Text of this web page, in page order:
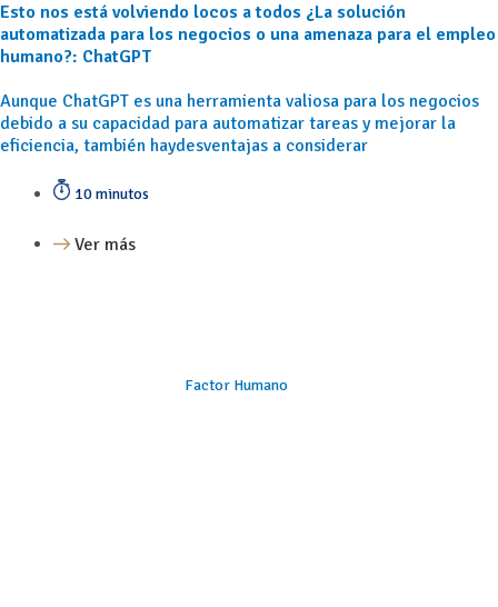
Esto nos está volviendo locos a todos ¿La solución
automatizada para los negocios o una amenaza para el empleo
humano?: ChatGPT
Aunque ChatGPT es una herramienta valiosa para los negocios
debido a su capacidad para automatizar tareas y mejorar la
eficiencia, también haydesventajas a considerar
10 minutos
Ver más
Factor Humano